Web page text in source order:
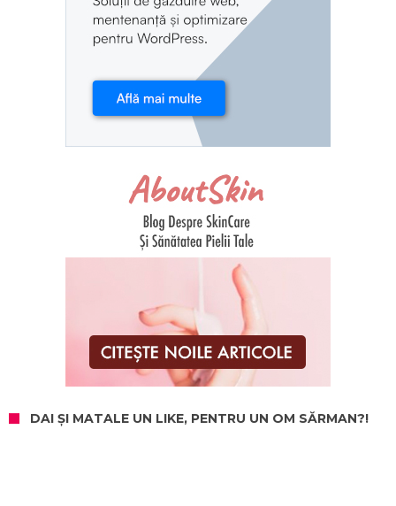
DAI ȘI MATALE UN LIKE, PENTRU UN OM SĂRMAN?!